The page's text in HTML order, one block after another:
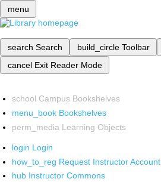
menu
search Search build_circle Toolbar
cancel Exit Reader Mode
school Campus Bookshelves
menu_book Bookshelves
perm_media Learning Objects
login Login
how_to_reg Request Instructor Account
hub Instructor Commons